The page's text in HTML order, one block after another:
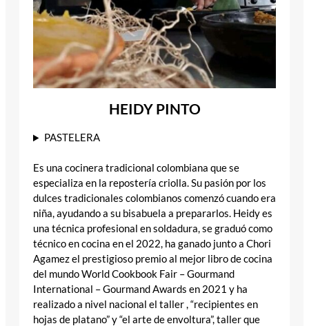
HEIDY PINTO
PASTELERA
Es una cocinera tradicional colombiana que se
especializa en la repostería criolla. Su pasión por los
dulces tradicionales colombianos comenzó cuando era
niña, ayudando a su bisabuela a prepararlos. Heidy es
una técnica profesional en soldadura, se graduó como
técnico en cocina en el 2022, ha ganado junto a Chori
Agamez el prestigioso premio al mejor libro de cocina
del mundo World Cookbook Fair – Gourmand
International – Gourmand Awards en 2021 y ha
realizado a nivel nacional el taller , “recipientes en
hojas de platano” y “el arte de envoltura”, taller que